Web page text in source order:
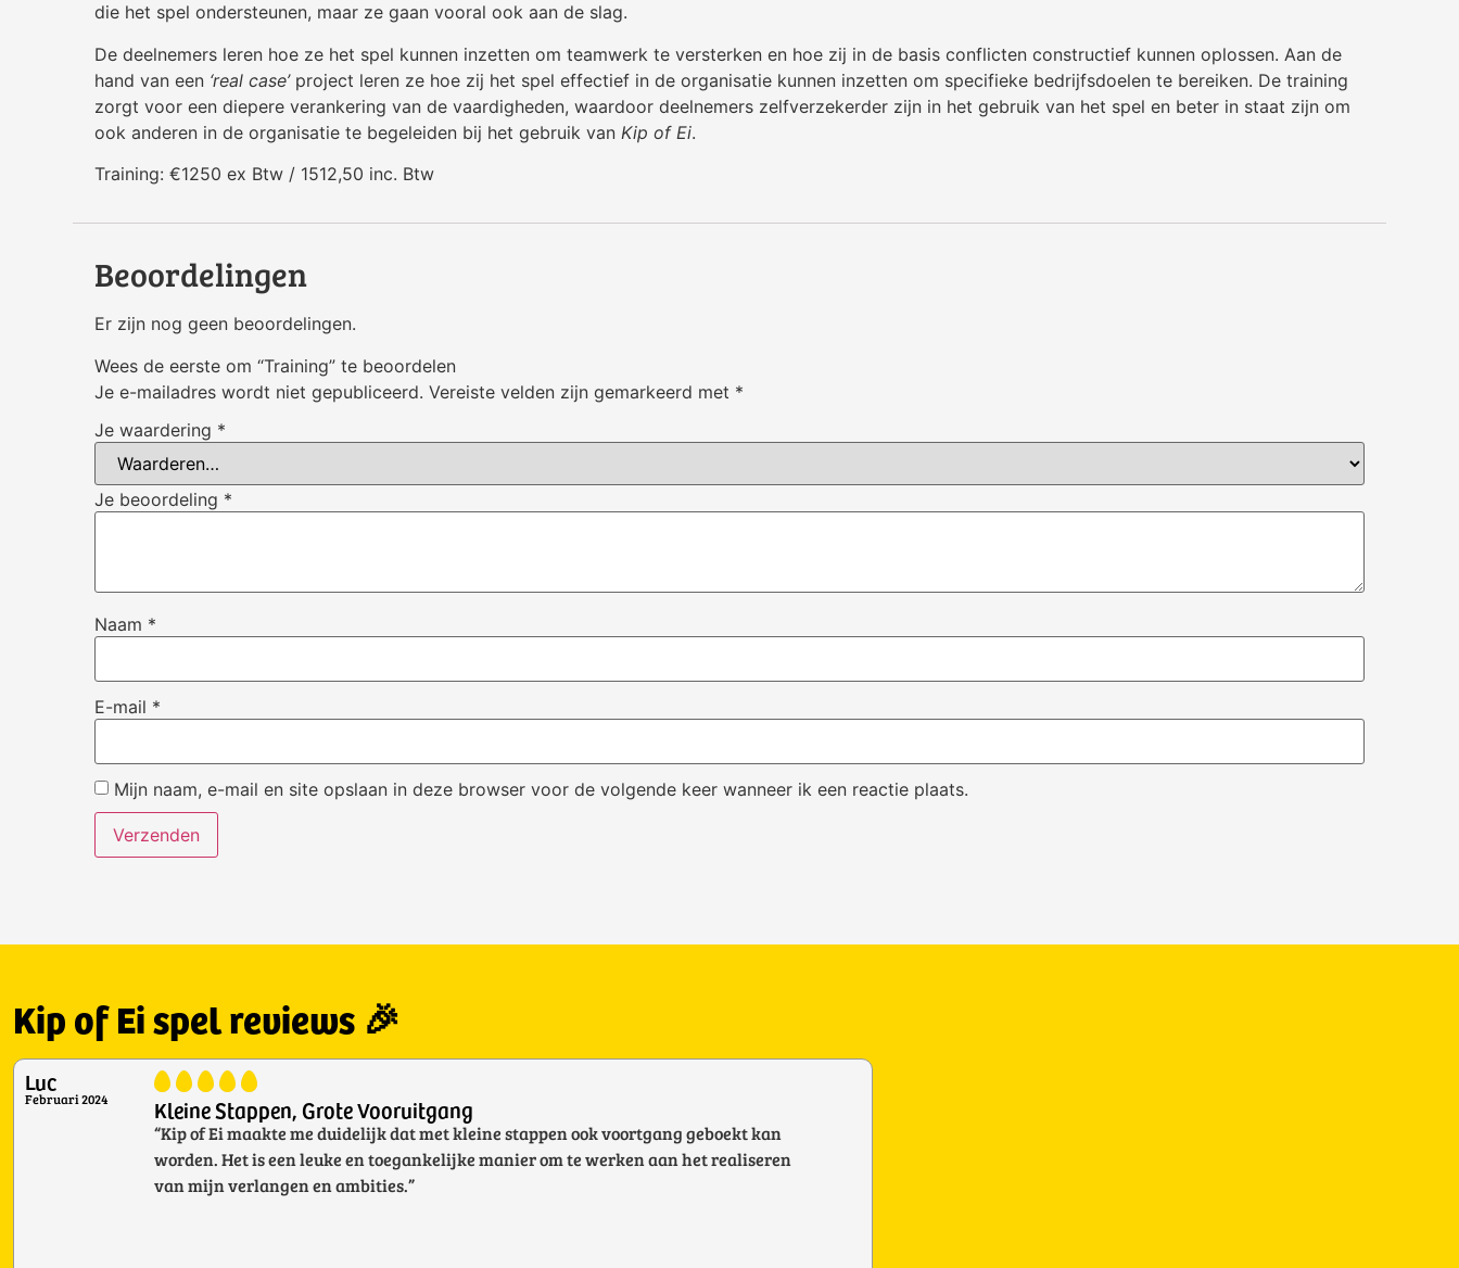
die het spel ondersteunen, maar ze gaan vooral ook aan de slag.
De deelnemers leren hoe ze het spel kunnen inzetten om teamwerk te versterken en hoe zij in de basis conflicten constructief kunnen oplossen. Aan de
hand van een ‘real case’project leren ze hoe zij het spel effectief in de organisatie kunnen inzetten om specifieke bedrijfsdoelen te bereiken. De training
zorgt voor een diepere verankering van de vaardigheden, waardoor deelnemers zelfverzekerder zijn in het gebruik van het spel en beter in staat zijn om
ook anderen in de organisatie te begeleiden bij het gebruik van Kip of Ei.
Training: €1250 ex Btw / 1512,50 inc. Btw
Beoordelingen
Er zijn nog geen beoordelingen.
Wees de eerste om “Training” te beoordelen
Je e-mailadres wordt niet gepubliceerd. Vereiste velden zijn gemarkeerd met *
Je waardering *
Je beoordeling *
Naam *
E-mail *
Mijn naam, e-mail en site opslaan in deze browser voor de volgende keer wanneer ik een reactie plaats.
Kip of Ei spel reviews 🎉
Luc
Februari 2024 Kleine Stappen, Grote Vooruitgang
“Kip of Ei maakte me duidelijk dat met kleine stappen ook voortgang geboekt kan
worden. Het is een leuke en toegankelijke manier om te werken aan het realiseren
van mijn verlangen en ambities.”